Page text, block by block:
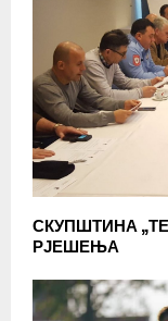
СКУПШТИНА
РЈЕШЕЊА